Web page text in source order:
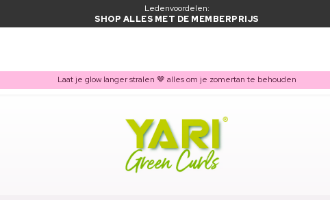
Ledenvoordelen:
SHOP ALLES MET DE MEMBERPRIJS
Laat je glow langer stralen 🤎 alles om je zomertan te behouden